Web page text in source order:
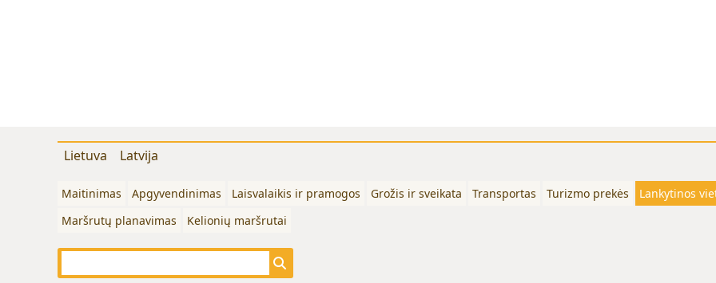
Lietuva Latvija
Maitinimas Apgyvendinimas Laisvalaikis ir pramogos Grožis ir sveikata Transportas Turizmo prekės Lankytinos
Maršrutų planavimas
Kelionių maršrutai